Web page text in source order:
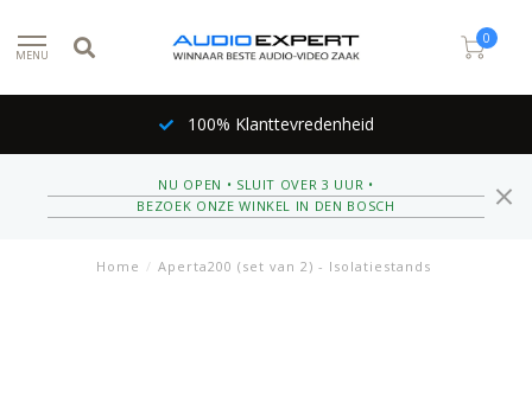
MENU
0
100% Klanttevredenheid
NU OPEN • SLUIT OVER 3 UUR •
BEZOEK ONZE WINKEL IN DEN BOSCH
Home / Aperta200 (set van 2) - Isolatiestands